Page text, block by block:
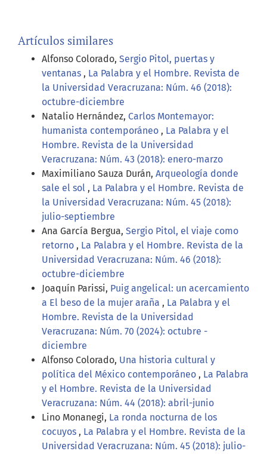
Artículos similares
Alfonso Colorado, Sergio Pitol, puertas y
ventanas , La Palabra y el Hombre. Revista de
la Universidad Veracruzana: Núm. 46 (2018):
octubre-diciembre
Natalio Hernández, Carlos Montemayor:
humanista contemporáneo , La Palabra y el
Hombre. Revista de la Universidad
Veracruzana: Núm. 43 (2018): enero-marzo
Maximiliano Sauza Durán, Arqueología donde
sale el sol , La Palabra y el Hombre. Revista de
la Universidad Veracruzana: Núm. 45 (2018):
julio-septiembre
Ana García Bergua, Sergio Pitol, el viaje como
retorno , La Palabra y el Hombre. Revista de la
Universidad Veracruzana: Núm. 46 (2018):
octubre-diciembre
Joaquín Parissi, Puig angelical: un acercamiento
a El beso de la mujer araña , La Palabra y el
Hombre. Revista de la Universidad
Veracruzana: Núm. 70 (2024): octubre -
diciembre
Alfonso Colorado, Una historia cultural y
política del México contemporáneo , La Palabra
y el Hombre. Revista de la Universidad
Veracruzana: Núm. 44 (2018): abril-junio
Lino Monanegi, La ronda nocturna de los
cocuyos , La Palabra y el Hombre. Revista de la
Universidad Veracruzana: Núm. 45 (2018): julio-